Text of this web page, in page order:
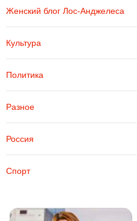
Женский блог Лос-Анджелеса
Культура
Политика
Разное
Россия
Спорт